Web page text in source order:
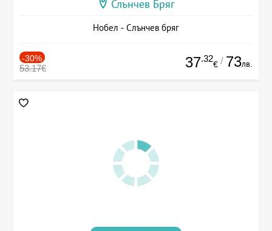
Слънчев Бряг
Нобел - Слънчев бряг
-30%
53.17€ 37.32
€ / 73лв.